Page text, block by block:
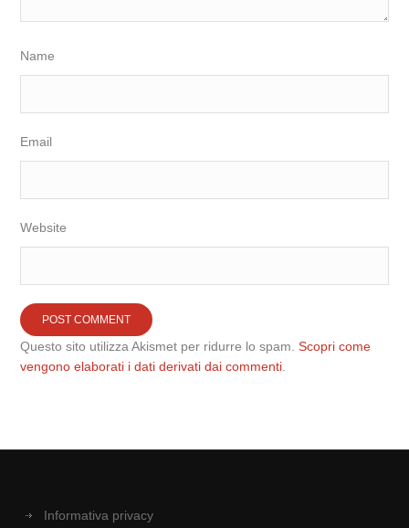
Name
Email
Website
Questo sito utilizza Akismet per ridurre lo spam.Scopri come
vengono elaborati i dati derivati dai commenti
Informativa privacy